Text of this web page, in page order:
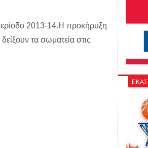
2013-14.Η προκήρυξη
τα σωματεία στις